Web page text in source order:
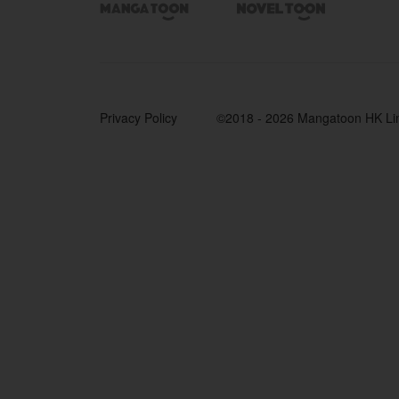
Privacy Policy ©2018 - 2026 Mangatoon HK